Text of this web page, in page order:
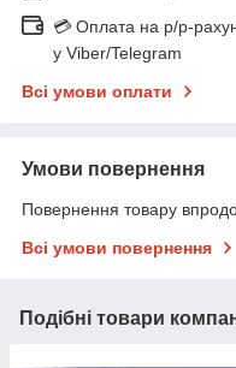
💳 Оплата на р/р-
у Viber/Telegram
Всі умови оплати
Умови повернення
Повернення товару
Всі умови повернення
Подібні товари